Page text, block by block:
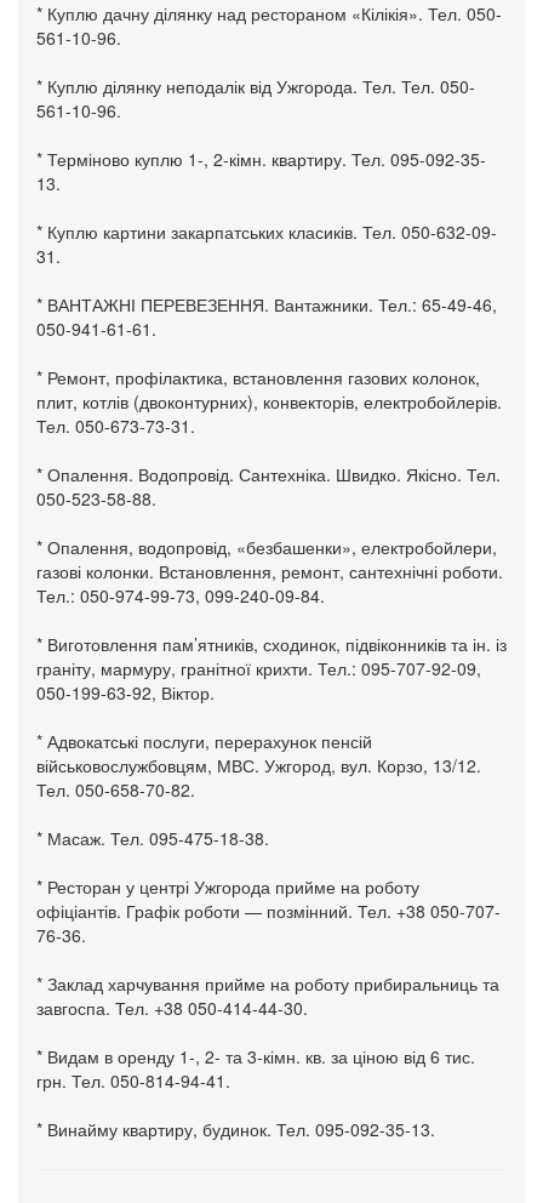
* Куплю дачну ділянку над рестораном «Кілікія». Тел. 050-
561-10-96.
* Куплю ділянку неподалік від Ужгорода. Тел. Тел. 050-
561-10-96.
* Терміново куплю 1-, 2-кімн. квартиру. Тел. 095-092-35-
13.
* Куплю картини закарпатських класиків. Тел. 050-632-09-
31.
* ВАНТАЖНІ ПЕРЕВЕЗЕННЯ. Вантажники. Тел.: 65-49-46,
050-941-61-61.
* Ремонт, профілактика, встановлення газових колонок,
плит, котлів (двоконтурних), конвекторів, електробойлерів.
Тел. 050-673-73-31.
* Опалення. Водопровід. Сантехніка. Швидко. Якісно. Тел.
050-523-58-88.
* Опалення, водопровід, «безбашенки», електробойлери,
газові колонки. Встановлення, ремонт, сантехнічні роботи.
Тел.: 050-974-99-73, 099-240-09-84.
* Виготовлення пам’ятників, сходинок, підвіконників та ін. із
граніту, мармуру, гранітної крихти. Тел.: 095-707-92-09,
050-199-63-92, Віктор.
* Адвокатські послуги, перерахунок пенсій
військовослужбовцям, МВС. Ужгород, вул. Корзо, 13/12.
Тел. 050-658-70-82.
* Масаж. Тел. 095-475-18-38.
* Ресторан у центрі Ужгорода прийме на роботу
офіціантів. Графік роботи — позмінний. Тел. +38 050-707-
76-36.
* Заклад харчування прийме на роботу прибиральниць та
завгоспа. Тел. +38 050-414-44-30.
* Видам в оренду 1-, 2- та 3-кімн. кв. за ціною від 6 тис.
грн. Тел. 050-814-94-41.
* Винайму квартиру, будинок. Тел. 095-092-35-13.